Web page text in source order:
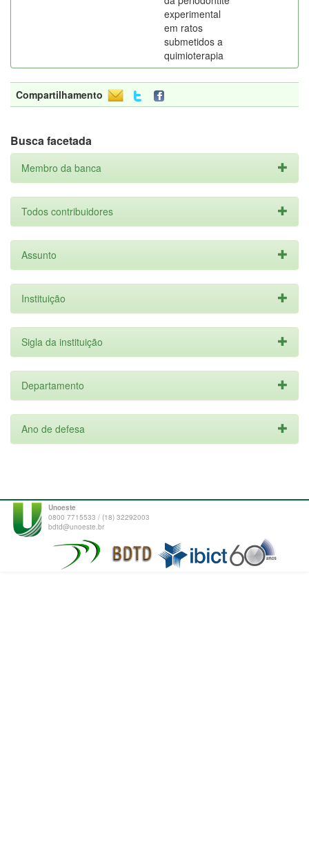
experimental
em ratos
submetidos a
quimioterapia
Compartilhamento
Busca facetada
Membro da banca
Todos contribuidores
Assunto
Instituição
Sigla da instituição
Departamento
Ano de defesa
Unoeste
0800 7715533 / (18) 32292003
bdtd@unoeste.br